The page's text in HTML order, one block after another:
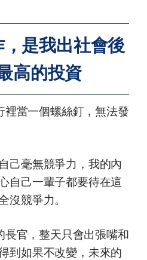
是我出社會後
高的投資
當一個螺絲釘，無法發
己毫無競爭力，我的內
自己一輩子都要待在這
沒競爭力。
長官，整天只會出張嘴和
到如果不改變，未來的